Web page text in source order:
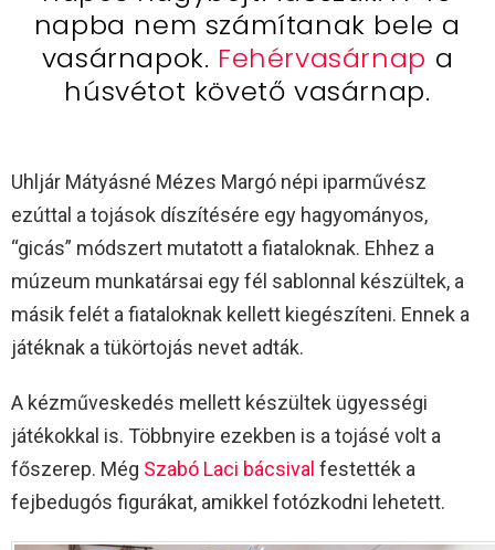
napba nem számítanak bele a
vasárnapok. Fehérvasárnap a
húsvétot követő vasárnap.
Uhljár Mátyásné Mézes Margó népi iparművész
ezúttal a tojások díszítésére egy hagyományos,
“gicás” módszert mutatott a fiataloknak. Ehhez a
múzeum munkatársai egy fél sablonnal készültek, a
másik felét a fiataloknak kellett kiegészíteni. Ennek a
játéknak a tükörtojás nevet adták.
A kézműveskedés mellett készültek ügyességi
játékokkal is. Többnyire ezekben is a tojásé volt a
főszerep. Még Szabó Laci bácsival festették a
fejbedugós figurákat, amikkel fotózkodni lehetett.